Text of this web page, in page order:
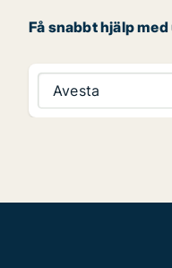
Få snabbt hjälp
Avesta